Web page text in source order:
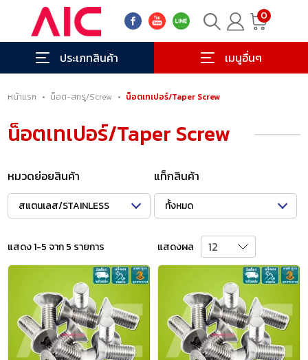
0
ประเภทสินค้า เมนูอื่นๆ
หน้าแรก • น็อต-สกรู/Screw • น็อตเทเปอร์/Taper Screw
น็อตเทเปอร์/Taper Screw
หมวดย่อยสินค้า
สแตนเลส/STAINLESS
แท็กสินค้า
ทั้งหมด
แสดง 1-5 จาก 5 รายการ แสดงผล